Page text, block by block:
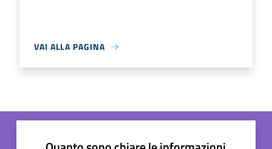
VAI ALLA PAGINA